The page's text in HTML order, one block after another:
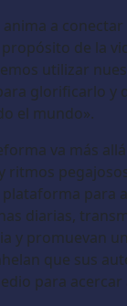
a
de la
utilizar
glorificarlo y
el mundo».
va más
ritmos
para
diarias,
y promuevan
que sus
para acercar